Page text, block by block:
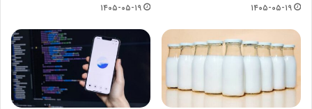
۱۴۰۵-۰۵-۱۹ ۱۴۰۵-۰۵-۱۹